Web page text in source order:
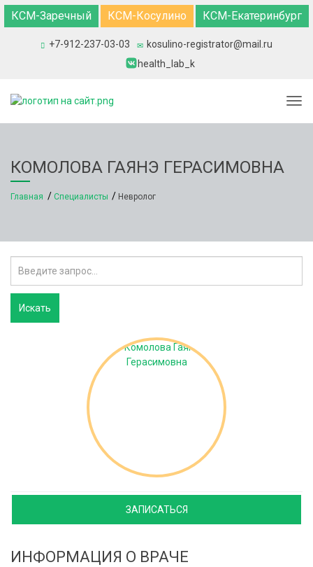
КСМ-Заречный КСМ-Косулино КСМ-Екатеринбург
+7-912-237-03-03
kosulino-registrator@mail.ru
health_lab_k
КОМОЛОВА ГАЯНЭ ГЕРАСИМОВНА
Главная Специалисты Невролог
ЗАПИСАТЬСЯ
ИНФОРМАЦИЯ О ВРАЧЕ